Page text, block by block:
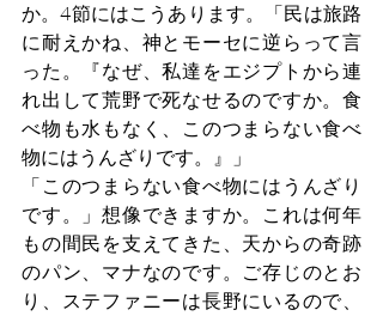
か。4節にはこうあります。「民は旅路
に耐えかね、神とモーセに逆らって言
った。『なぜ、私達をエジプトから連
れ出して荒野で死なせるのですか。食
べ物も水もなく、このつまらない食べ
物にはうんざりです。』」
「このつまらない食べ物にはうんざり
です。」想像できますか。これは何年
もの間民を支えてきた、天からの奇跡
のパン、マナなのです。ご存じのとお
り、ステファニーは長野にいるので、